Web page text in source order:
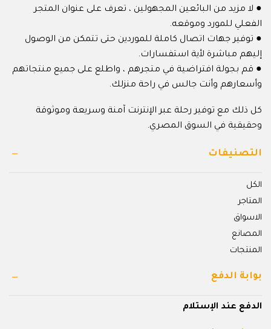
● لا مزيد من البائعين المجهولين ، تعرف على عنوان المتجر
الفعلي للمورد وموقعه.
● توفير جهات اتصال كاملة للموردين حتى تتمكن من الوصول
إليهم مباشرة لأية استفسارات.
● قم بجولة افتراضية في متجرهم ، واطلع على جميع منتجاتهم
وأسعارهم وأنت جالس في راحة منزلك.
كل ذلك مع توفير رحلة عبر الإنترنت آمنة وسريعة وموثوقة
وحقيقية في السوق المصري.
التصنيفات
الكل
المتاجر
الاسواق
المصانع
المنتجات
بوابة الدفع
الدفع عند الإستلام